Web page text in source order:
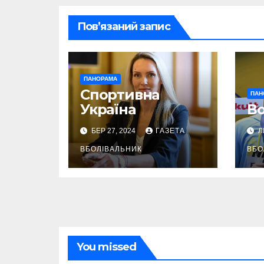
Пов’язаний запис
ПАНОРАМА
Спортивна
Україна
БЕР 27, 2024 ГАЗЕТА
ВБОЛІВАЛЬНИК
You missed